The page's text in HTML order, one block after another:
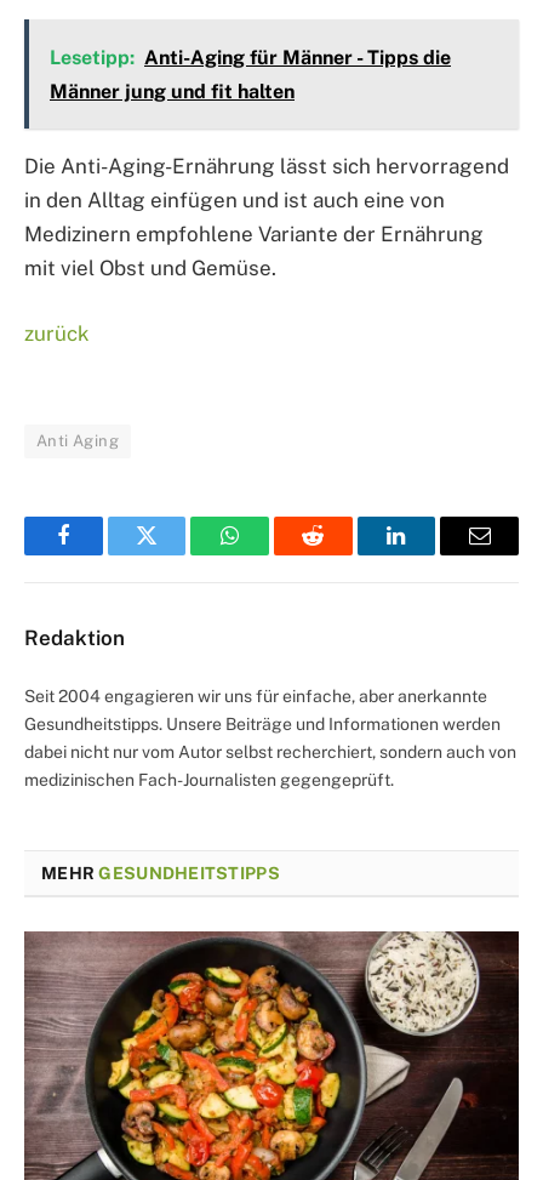
Lesetipp: Anti-Aging für Männer - Tipps die
Männer jung und fit halten
Die Anti-Aging-Ernährung lässt sich hervorragend
in den Alltag einfügen und ist auch eine von
Medizinern empfohlene Variante der Ernährung
mit viel Obst und Gemüse.
zurück
Anti Aging
FacebookTwitter WhatsAppReddit LinkedInEmail
Redaktion
Seit 2004 engagieren wir uns für einfache, aber anerkannte
Gesundheitstipps. Unsere Beiträge und Informationen werden
dabei nicht nur vom Autor selbst recherchiert, sondern auch von
medizinischen Fach-Journalisten gegengeprüft.
MEHRGESUNDHEITSTIPPS